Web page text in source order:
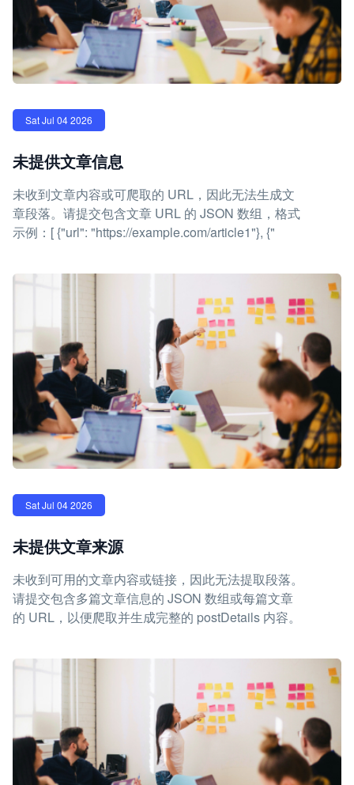
Sat Jul 04 2026
未提供文章信息
未收到文章内容或可爬取的 URL，因此无法生成文
章段落。请提交包含文章 URL 的 JSON 数组，格式
示例：[ {"url": "https://example.com/article1"}, {"
Sat Jul 04 2026
未提供文章来源
未收到可用的文章内容或链接，因此无法提取段落。
请提交包含多篇文章信息的 JSON 数组或每篇文章
的 URL，以便爬取并生成完整的 postDetails 内容。